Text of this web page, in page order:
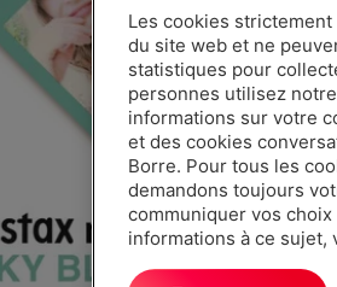
Les cookies
du site web et ne
statistiques pour
personnes utilisez
informations sur votre
et des cookies
Borre. Pour tous les
demandons toujours
communiquer vos
informations à ce sujet,